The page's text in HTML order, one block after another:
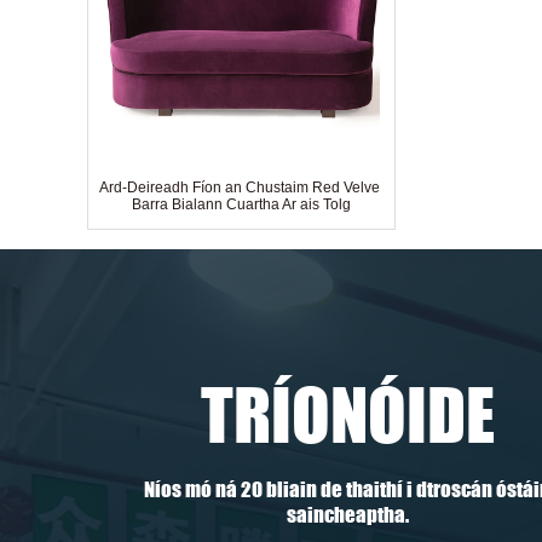
Ard-Deireadh Fíon an Chustaim Red Velvet
Barra Bialann Cuartha Ar ais Tolg
Is Fearr Díol 5 Star Hotel Standard Déanta
TRÍONÓIDE
Níos mó ná 20 bliain de thaithí i dtroscán
saincheaptha.